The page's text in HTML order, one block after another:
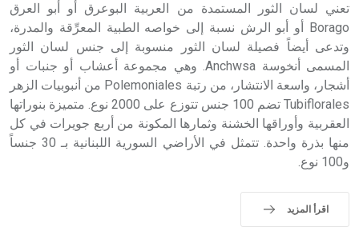
تعني لسان الثور المستمدة من العربية البوعرق أو أبو العرق
Borago أو أبو الرش نسبة إلى خواصه الطبية المعرِّقة والمدرة،
وتدعى أيضاً فصيلة لسان الثور منسوبة إلى جنس لسان الثور
المسمى أنخوسة Anchwsa. وهي مجموعة أعشاب أو جنبات أو
أشجار، واسعة الانتشار، من رتبة Polemoniales من أنبوبيات الزهر
Tubiflorales تضم 100 جنس تتوزع على 2000 نوع. متميزة بنوراتها
العقربية وأوراقها الخشنة وثمارها المكونة من أربع جويرات في كل
منها بذرة واحدة. تتمثل في الأراضي السورية اللبنانية بـ 30 جنساً
و100 نوع.
اقرأ المزيد